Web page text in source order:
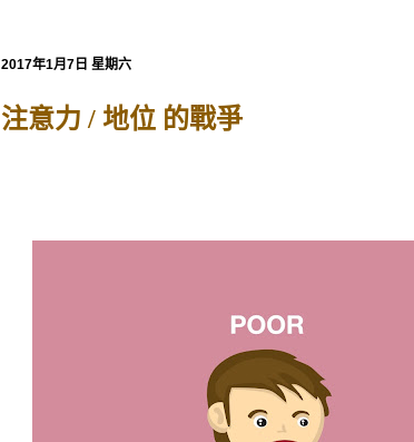
2017年1月7日 星期六
注意力 / 地位 的戰爭